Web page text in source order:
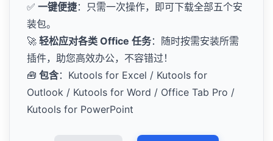
✅ 一键便捷：只需一次操作，即可下载全部五个安
装包。
🚀 轻松应对各类 Office 任务：随时按需安装所需
插件，助您高效办公，不容错过！
🧰 包含：Kutools for Excel / Kutools for
Outlook / Kutools for Word / Office Tab Pro /
Kutools for PowerPoint